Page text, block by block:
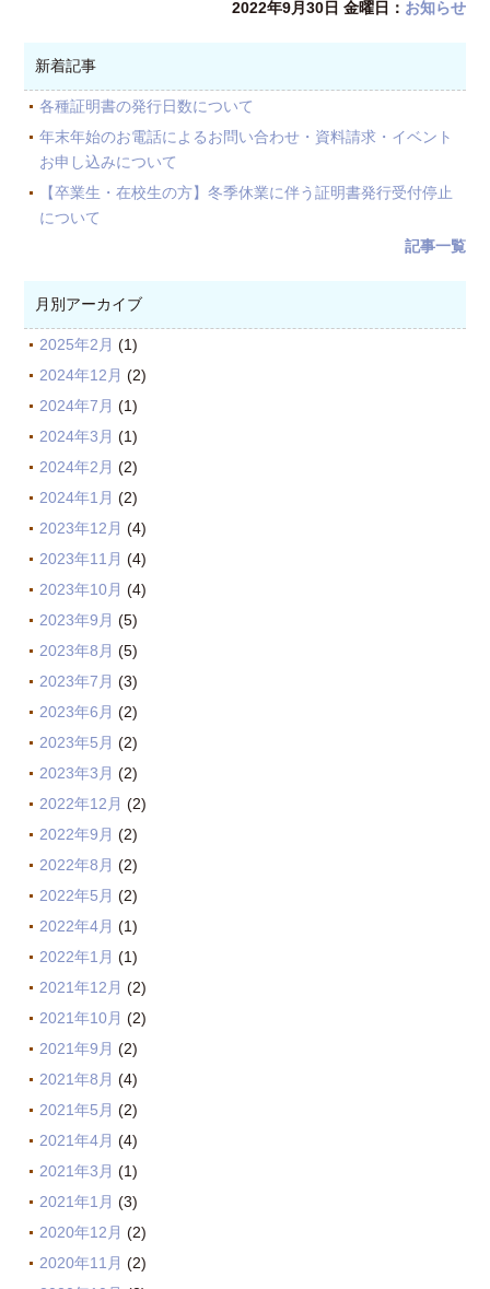
新着記事
各種証明書の発行日数について
年末年始のお電話によるお問い合わせ・資料請求・イベント
お申し込みについて
【卒業生・在校生の方】冬季休業に伴う証明書発行受付停止
について
記事一覧
月別アーカイブ
2025年2月 (1)
2024年12月 (2)
2024年7月 (1)
2024年3月 (1)
2024年2月 (2)
2024年1月 (2)
2023年12月 (4)
2023年11月 (4)
2023年10月 (4)
2023年9月 (5)
2023年8月 (5)
2023年7月 (3)
2023年6月 (2)
2023年5月 (2)
2023年3月 (2)
2022年12月 (2)
2022年9月 (2)
2022年8月 (2)
2022年5月 (2)
2022年4月 (1)
2022年1月 (1)
2021年12月 (2)
2021年10月 (2)
2021年9月 (2)
2021年8月 (4)
2021年5月 (2)
2021年4月 (4)
2021年3月 (1)
2021年1月 (3)
2020年12月 (2)
2020年11月 (2)
2022年9月30日 金曜日： お知らせ